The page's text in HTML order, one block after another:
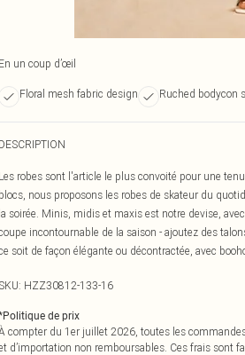
En un coup d’œil
Floral mesh fabric design Ruched bodycon
DESCRIPTION
Les robes sont l'article le plus convoité pour une
blocs, nous proposons les robes de skateur du
la soirée. Minis, midis et maxis est notre devise,
incontournable de la saison - ajoutez des
soit de façon élégante ou décontractée, avec
SKU: HZZ30812-133-16
Politique de prix
compter du 1er juillet 2026, toutes les
d’importation non remboursables. Ces frais sont